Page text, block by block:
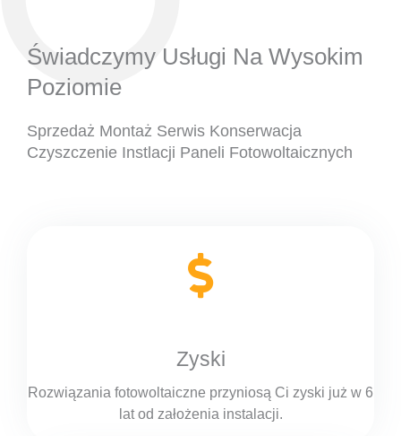
Świadczymy Usługi Na Wysokim
Poziomie
Sprzedaż Montaż Serwis Konserwacja
Czyszczenie Instlacji Paneli Fotowoltaicznych
Zyski
Rozwiązania fotowoltaiczne przyniosą Ci zyski już w 6
lat od założenia instalacji.